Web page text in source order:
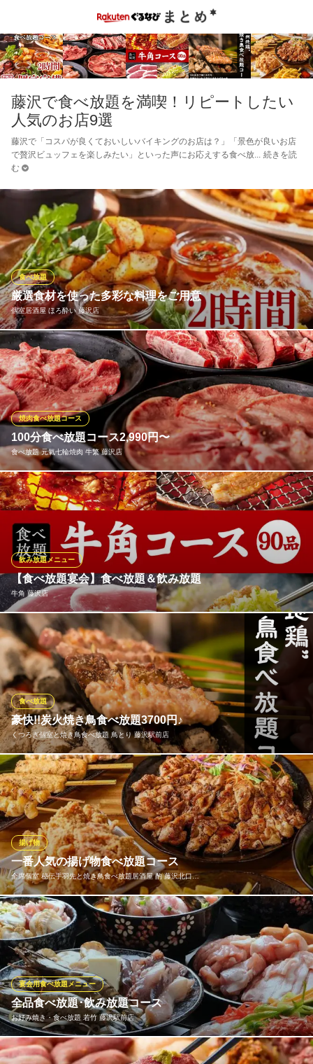
藤沢で食べ放題を満喫！リピートしたい
人気のお店9選
藤沢で「コスパが良くておいしいバイキングのお店は？」「景色が良いお店
で贅沢ビュッフェを楽しみたい」といった声にお応えする食べ放
続きを読
む
厳選食材を使った多彩な料理をご用意
個室居酒屋 ほろ酔い 藤沢店
食べ放題
国産に拘る料理長厳選の黒毛和牛の希少部位料理、北海道の黒豚
専門で飼育している阿部農場から直送した黒豚を使用した料理、
厳選地鶏を使用した肉質が柔らかい料理や新鮮な魚介類を使用し
た刺身など創作料理が多数♪Jゆったりと寛げる空間で女子会・記
念日などパーティーをお楽しみ下さい。
個室居酒屋 ほろ酔い 藤沢店
藤沢 個室 居酒屋
ＪＲ藤沢駅 徒歩2分
神奈川県藤沢市南藤沢23-3 4F
100分食べ放題コース2,990円〜
食べ放題 元氣七輪焼肉 牛繁 藤沢店
焼肉食べ放題コース
牛・豚・鶏肉はもちろん、お食事や一品料理などのサイドメニュ
ー、「味変」アイテムが楽める充実した食べ放題コースは、驚き
の制限時間「100分間」！！人気アイテム「元氣カルビ」をはじ
め、「5本の柱」など当店の売れ筋アイテムを揃えた食べ放題コー
スは3種類！各種宴会や食事会、女子会でも！お楽しみください！
食べ放題 元氣七輪焼肉 牛繁 藤沢店
厳選焼肉を2H食べ放題
江ノ島電鉄線藤沢駅 徒歩3分
神奈川県藤沢市南藤沢20-15 第一興産18号館1F
【食べ放題宴会】食べ放題＆飲み放題
牛角 藤沢店
飲み放題メニュー
【食べ放題＆飲み放題】お腹いっぱい食べて飲みたい方にはこち
ら！牛角で食べ放題＆飲み放題宴会！90品以上食べられる食べ放
題「牛角90品食べ放題コース」に、アルコール飲み放題を付けて
ついて、90分 5566円（税込)♪牛角で食べ放題をお腹いっぱい楽
しみたい方におススメです！
牛角 藤沢店
焼肉
小田急江ノ島線藤沢駅 徒歩2分
神奈川県藤沢市南藤沢3-4 湘南薬品ビル3F
豪快!!炭火焼き鳥食べ放題3700円♪
くつろぎ個室と焼き鳥食べ放題 鳥とり 藤沢駅前店
食べ放題
ブランド地鶏『九州地鶏』を心ゆくまでご堪能頂けるプランをご
用意！ゆったり2時間飲み放題と九州地鶏の焼き鳥食べ放題がつい
てなんと3,500円！ ぜひ、藤沢での飲み会や女子会、合コンや誕
生日など様々なシーンにご利用ください！大人の為に造られた優
雅で上品な個室席を2名様～団体様まで完備しております♪
くつろぎ個室と焼き鳥食べ放題 鳥とり 藤沢駅前店
藤沢・居酒屋・個室
ＪＲ東海道本線藤沢駅 徒歩2分
神奈川県藤沢市南藤沢20-4 魚万新館ビル3F
一番人気の揚げ物食べ放題コース
全席個室 秘伝手羽先と焼き鳥食べ放題居酒屋 酌 藤沢北口…
揚げ物
当店で一番人気を誇る「揚げ物食べ放題コース」は、揚げたて
熱々の唐揚げやポテトなど、誰もが大好きな定番メニューを心ゆ
くまで楽しめる大満足プランです。衣はサクサク、中はジューシ
ーで旨みたっぷり。世代を問わず幅広く支持されており、仲間と
の宴会やご家族でのお食事にも最適です。ボリューム満点でコス
パも抜群
全席個室 秘伝手羽先と焼き鳥食べ放題居酒屋 酌 藤沢北口店
完全個室 居酒屋
ＪＲ藤沢駅 徒歩3分
全品食べ放題･飲み放題コース
お好み焼き・食べ放題 若竹 藤沢駅前店
宴会用食べ放題メニュー
※全品食べ放題･アルコール飲み放題コース120分5780円⇒5000円